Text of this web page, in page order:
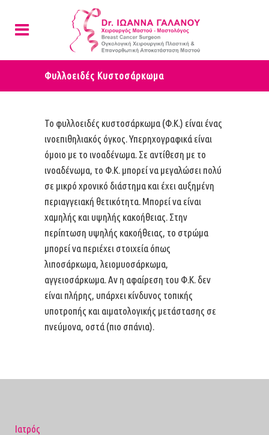
Φυλλοειδές Κυστοσάρκωμα
Το φυλλοειδές κυστοσάρκωμα (Φ.Κ.) είναι ένας
ινοεπιθηλιακός όγκος. Υπερηχογραφικά είναι
όμοιο με το ινοαδένωμα. Σε αντίθεση με το
ινοαδένωμα, το Φ.Κ. μπορεί να μεγαλώσει πολύ
σε μικρό χρονικό διάστημα και έχει αυξημένη
περιαγγειακή θετικότητα. Μπορεί να είναι
χαμηλής και υψηλής κακοήθειας. Στην
περίπτωση υψηλής κακοήθειας, το στρώμα
μπορεί να περιέχει στοιχεία όπως
λιποσάρκωμα, λειομυοσάρκωμα,
αγγειοσάρκωμα. Αν η αφαίρεση του Φ.Κ. δεν
είναι πλήρης, υπάρχει κίνδυνος τοπικής
υποτροπής και αιματολογικής μετάστασης σε
πνεύμονα, οστά (πιο σπάνια).
Ιατρός